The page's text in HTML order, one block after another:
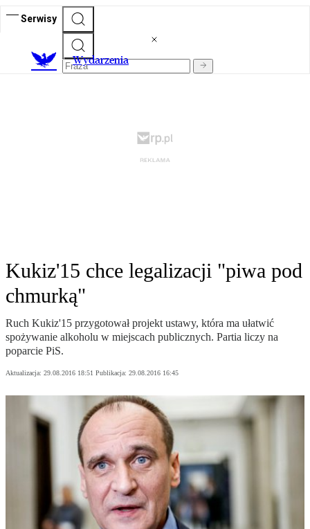
Serwisy
Wydarzenia
Kukiz'15 chce legalizacji "piwa pod
chmurką"
Ruch Kukiz'15 przygotował projekt ustawy, która ma ułatwić
spożywanie alkoholu w miejscach publicznych. Partia liczy na
poparcie PiS.
Aktualizacja: 29.08.2016 18:51 Publikacja: 29.08.2016 16:45